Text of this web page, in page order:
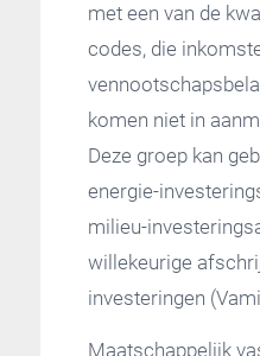
met een van de
codes, die
komen niet in
Deze groep kan
energie-
milieu-
willekeurige
investeringen
Maatschappelijk